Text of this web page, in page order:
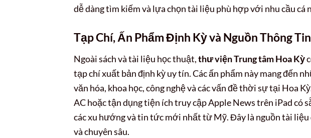
dễ dàng tìm kiếm và lựa chọn tài liệu phù hợp với nhu cầu cá
Tạp Chí, Ấn Phẩm Định Kỳ và Nguồn Thông
Ngoài sách và tài liệu học thuật,thư viện Trung tâm Hoa Kỳ
tạp chí xuất bản định kỳ uy tín. Các ấn phẩm này mang đến
văn hóa, khoa học, công nghệ và các vấn đề thời sự tại Hoa
AC hoặc tận dụng tiện ích truy cập Apple News trên iPad có
các xu hướng và tin tức mới nhất từ Mỹ. Đây là nguồn tài liệu
và chuyên sâu.